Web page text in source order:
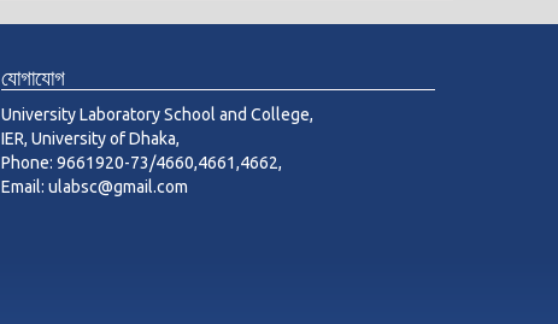
যোগাযোগ
University Laboratory School and College,
IER, University of Dhaka,
Phone: 9661920-73/4660,4661,4662,
Email: ulabsc@gmail.com